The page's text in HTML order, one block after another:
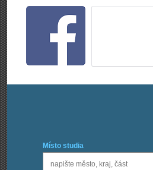
Místo studia